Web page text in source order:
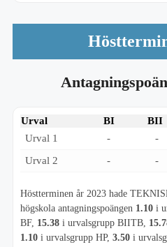
Urval BI BII
Urval 1
- -
Urval 2
- -
Höstterminen år 2023 hade
högskola antagningspoängen 1.10 i
BF, 15.38 i urvalsgrupp BIITB,
1.10 i urvalsgrupp HP, 3.50 i